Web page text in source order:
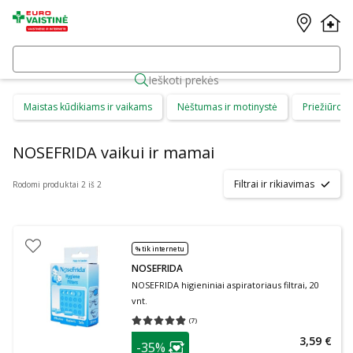
Ieškoti prekės
Maistas kūdikiams ir vaikams Nėštumas ir motinystė Priežiūros
NOSEFRIDA vaikui ir mamai
Rodomi produktai 2 iš 2 Filtrai ir rikiavimas
% tik internetu
NOSEFRIDA
NOSEFRIDA higieniniai aspiratoriaus filtrai, 20
vnt.
(7)
Vidutinis įvertinimas 4.86
patarimas
-35% 3,59 €